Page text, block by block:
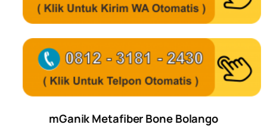
mGanik Metafiber Bone Bolango